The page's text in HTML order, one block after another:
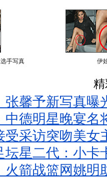
手写真 伊
张馨予新写真曝
中德明星晚宴名
受采访突吻美女
坛星二代：小卡
火箭战篮网姚明